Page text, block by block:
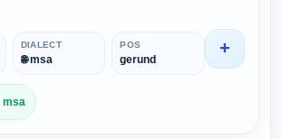
DIALECT
🌐 msa
POS
gerund
msa
+